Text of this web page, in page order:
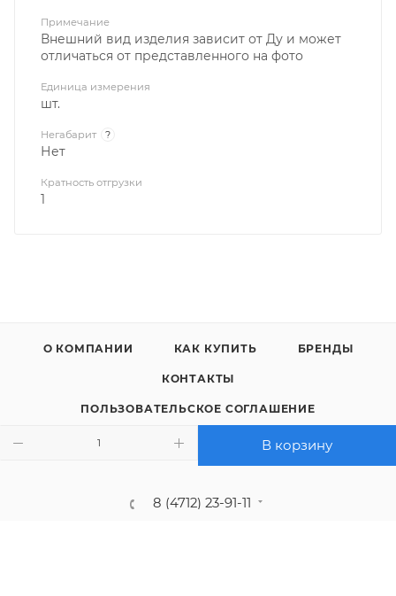
В корзину
Примечание
Внешний вид изделия зависит от Ду и может
отличаться от представленного на фото
Единица измерения
шт.
Негабарит ?
Нет
Кратность отгрузки
1
О КОМПАНИИ КАК КУПИТЬ БРЕНДЫ
КОНТАКТЫ
ПОЛЬЗОВАТЕЛЬСКОЕ СОГЛАШЕНИЕ
ПОЛИТИКА КОНФИДЕНЦИАЛЬНОСТИ
8 (4712) 23-91-11